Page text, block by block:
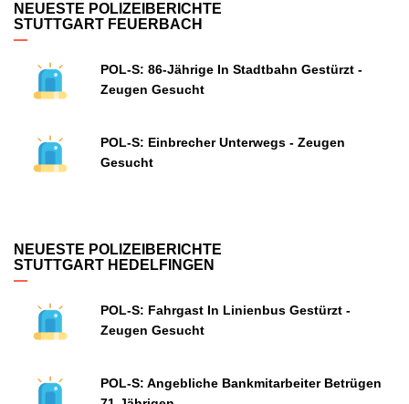
NEUESTE POLIZEIBERICHTE
STUTTGART FEUERBACH
POL-S: 86-Jährige In Stadtbahn Gestürzt -
Zeugen Gesucht
POL-S: Einbrecher Unterwegs - Zeugen
Gesucht
NEUESTE POLIZEIBERICHTE
STUTTGART HEDELFINGEN
POL-S: Fahrgast In Linienbus Gestürzt -
Zeugen Gesucht
POL-S: Angebliche Bankmitarbeiter Betrügen